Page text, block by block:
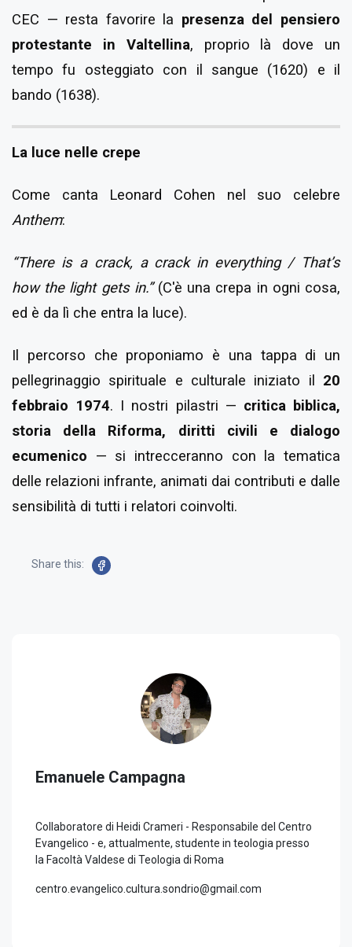
CEC — resta favorire la presenza del pensiero
protestante in Valtellina, proprio là dove un
tempo fu osteggiato con il sangue (1620) e il
bando (1638).
La luce nelle crepe
Come canta Leonard Cohen nel suo celebre
Anthem:
“There is a crack, a crack in everything / That’s
how the light gets in.”(C'è una crepa in ogni cosa,
ed è da lì che entra la luce).
Il percorso che proponiamo è una tappa di un
pellegrinaggio spirituale e culturale iniziato il 20
febbraio 1974. I nostri pilastri — critica biblica,
storia della Riforma, diritti civili e dialogo
ecumenico — si intrecceranno con la tematica
delle relazioni infrante, animati dai contributi e dalle
sensibilità di tutti i relatori coinvolti.
Share this:
Emanuele Campagna
Collaboratore di Heidi Crameri - Responsabile del Centro
Evangelico - e, attualmente, studente in teologia presso
la Facoltà Valdese di Teologia di Roma
centro.evangelico.cultura.sondrio@gmail.com